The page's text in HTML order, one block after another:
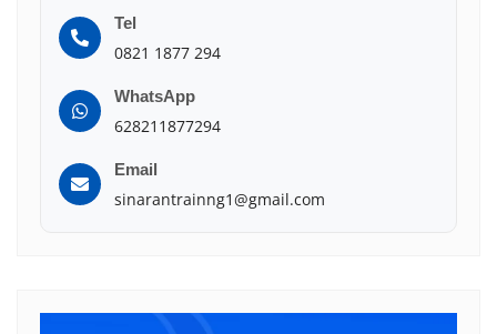
Tel
0821 1877 294
WhatsApp
628211877294
Email
sinarantrainng1@gmail.com